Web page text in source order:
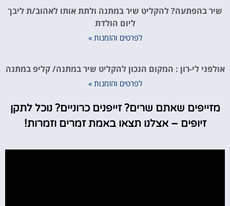
שיר בהפתעה? להקליט שיר במתנה ולתת אותו לאהוב/ת ליבך
ליום הולדת
לפרטים והזמנות »
אולפני לי-רון : המקום הנכון להקליט שיר במתנה/ קליפ במתנה
לפרטים והזמנות »
מזייפים שאתם שרים? זייפנים כרוניים? נוכל לתקן
זיופים – אצלנו תצאו באמת זמרים וזמרות!